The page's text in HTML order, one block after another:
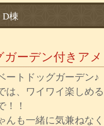
D棟
ガーデン付きア
ートドッグガーデン♪
は、ワイワイ楽しめ
！！
んも一緒に気兼ねな